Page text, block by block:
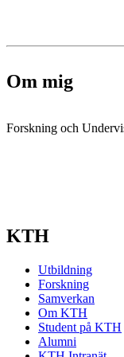
Om mig
Forskning och
KTH
Utbildning
Forskning
Samverkan
Om KTH
Student på KTH
Alumni